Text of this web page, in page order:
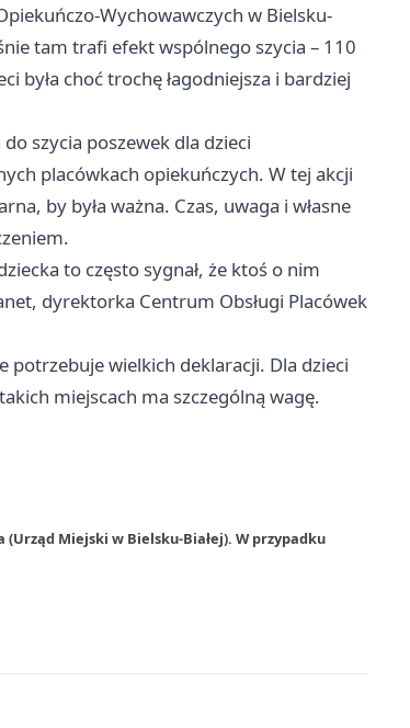
Wychowawczych w Bielsku-
tam trafi efekt wspólnego szycia – 110
była choć trochę łagodniejsza i bardziej
szycia poszewek dla dzieci
placówkach opiekuńczych. W tej akcji
by była ważna. Czas, uwaga i własne
to często sygnał, że ktoś o nim
dyrektorka Centrum Obsługi Placówek
potrzebuje wielkich deklaracji. Dla dzieci
miejscach ma szczególną wagę.
Miejski w Bielsku-Białej). W przypadku